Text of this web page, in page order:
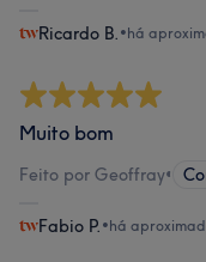
Ricardo B. •há
Muito bom
Feito por Geoffray•
Fabio P. •há